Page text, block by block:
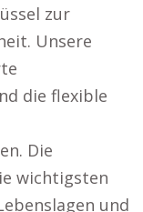
zur
Unsere
die flexible
Die
wichtigsten
und